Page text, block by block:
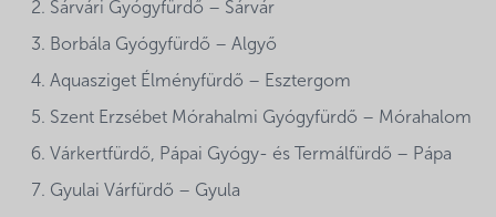
Sárvári Gyógyfürdő – Sárvár
Borbála Gyógyfürdő – Algyő
Aquasziget Élményfürdő – Esztergom
Szent Erzsébet Mórahalmi Gyógyfürdő – Mórahalom
Várkertfürdő, Pápai Gyógy- és Termálfürdő – Pápa
Gyulai Várfürdő – Gyula